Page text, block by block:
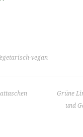
vegan
Grüne
und